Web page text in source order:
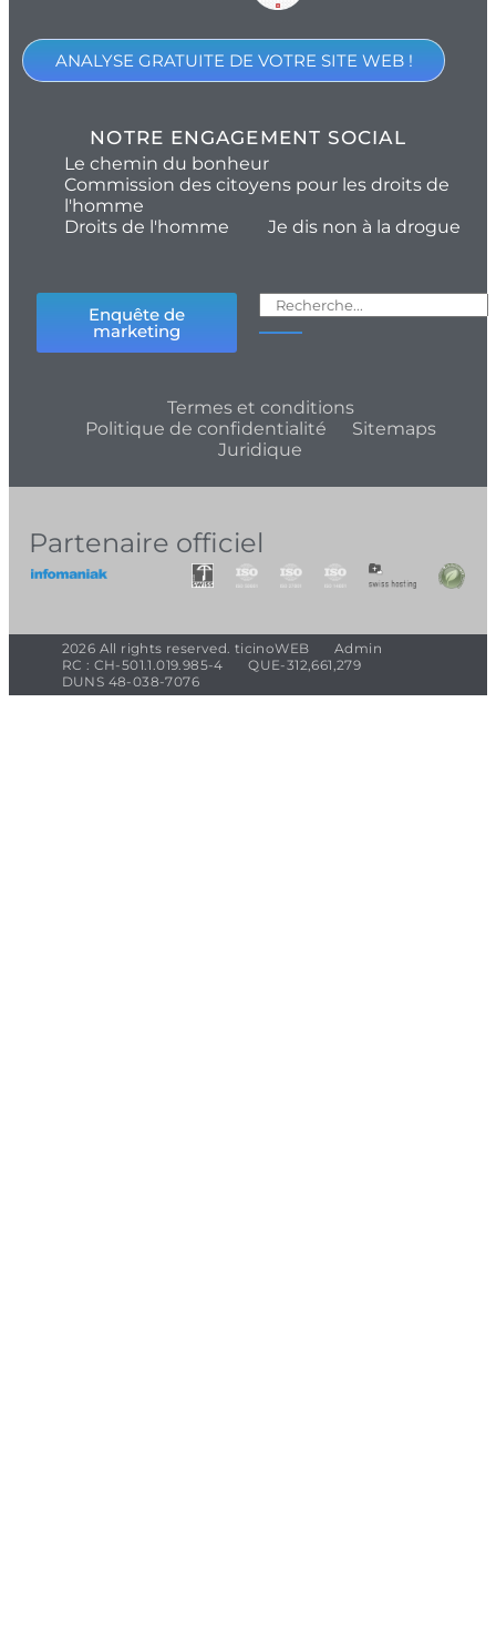
ANALYSE GRATUITE DE VOTRE SITE WEB !
NOTRE ENGAGEMENT SOCIAL
Le chemin du bonheur
Commission des citoyens pour les droits de
l'homme
Droits de l'homme
Je dis non à la drogue
Enquête de
marketing
Termes et conditions
Politique de confidentialité
Sitemaps
Juridique
Partenaire officiel
2026 All rights reserved. ticinoWEB
Admin
RC : CH-501.1.019.985-4
QUE-312,661,279
DUNS 48-038-7076